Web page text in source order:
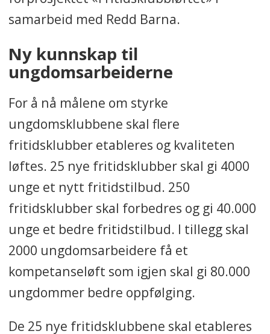
samarbeid med Redd Barna.
Ny kunnskap til
ungdomsarbeiderne
For å nå målene om styrke
ungdomsklubbene skal flere
fritidsklubber etableres og kvaliteten
løftes. 25 nye fritidsklubber skal gi 4000
unge et nytt fritidstilbud. 250
fritidsklubber skal forbedres og gi 40.000
unge et bedre fritidstilbud. I tillegg skal
2000 ungdomsarbeidere få et
kompetanseløft som igjen skal gi 80.000
ungdommer bedre oppfølging.
De 25 nye fritidsklubbene skal etableres